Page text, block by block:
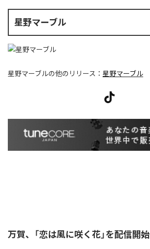
星野マーブル
星野マーブルの他のリリース： 星野マーブル
万賀、「恋は風に咲く花」を配信開始